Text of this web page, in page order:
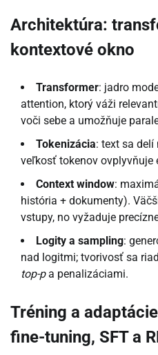
Architektúra:
kontextové okno
Transformer: jadro
attention, ktorý váži
voči sebe a umožňuje
Tokenizácia: text sa
veľkosť tokenov ovplyvňuje
Context window:
história + dokumenty).
vstupy, no vyžaduje
Logity a sampling:
nad logitmi; tvorivosť sa
top-pa penalizáciami.
Tréning a
fine-tuning, SFT a